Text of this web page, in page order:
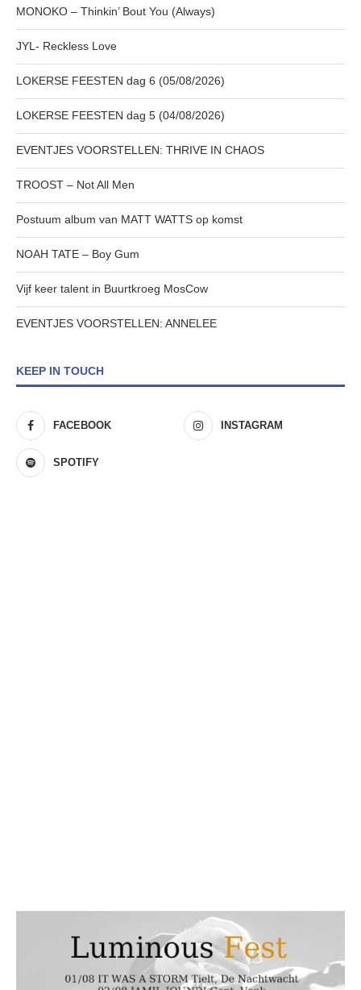
MONOKO – Thinkin’ Bout You (Always)
JYL- Reckless Love
LOKERSE FEESTEN dag 6 (05/08/2026)
LOKERSE FEESTEN dag 5 (04/08/2026)
EVENTJES VOORSTELLEN: THRIVE IN CHAOS
TROOST – Not All Men
Postuum album van MATT WATTS op komst
NOAH TATE – Boy Gum
Vijf keer talent in Buurtkroeg MosCow
EVENTJES VOORSTELLEN: ANNELEE
KEEP IN TOUCH
FACEBOOK INSTAGRAM
SPOTIFY